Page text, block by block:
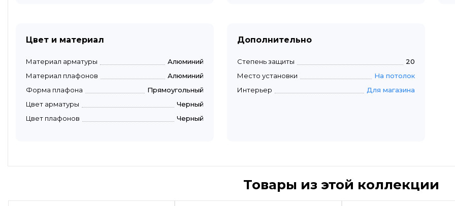
Цвет и материал
Материал арматуры
Алюминий
Материал плафонов
Алюминий
Форма плафона
Прямоугольный
Цвет арматуры
Черный
Цвет плафонов
Черный
Дополнительно
Степень защиты
20
Место установки
На потолок
Интерьер
Для магазина
Товары из этой коллекции
Быстрый просмотр Быстрый